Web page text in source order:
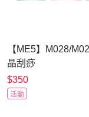
【ME5】M028/
晶刮痧
$350
活動